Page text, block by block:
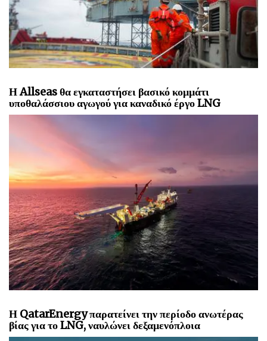
Η Allseas θα εγκαταστήσει βασικό κομμάτι
υποθαλάσσιου αγωγού για καναδικό έργο LNG
Η QatarEnergy παρατείνει την περίοδο ανωτέρας
βίας για το LNG, ναυλώνει δεξαμενόπλοια